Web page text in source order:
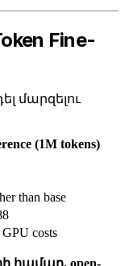
Fine-
մարզելու
(1M tokens)
than base
GPU costs
համար, open-